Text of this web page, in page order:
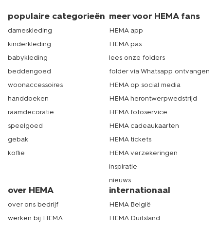
populaire categorieën
dameskleding
kinderkleding
babykleding
beddengoed
woonaccessoires
handdoeken
raamdecoratie
speelgoed
gebak
koffie
meer voor HEMA fans
HEMA app
HEMA pas
lees onze folders
folder via Whatsapp ontvangen
HEMA op social media
HEMA herontwerpwedstrijd
HEMA fotoservice
HEMA cadeaukaarten
HEMA tickets
HEMA verzekeringen
inspiratie
nieuws
over HEMA
over ons bedrijf
werken bij HEMA
internationaal
HEMA België
HEMA Duitsland